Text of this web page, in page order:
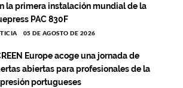
la primera instalación mundial de la
PAC 830F
05 DE AGOSTO DE 2026
Europe acoge una jornada de
abiertas para profesionales de la
portugueses